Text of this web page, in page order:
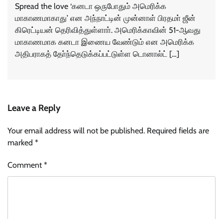
Spread the love ‘கனடா ஒருபோதும் அமெரிக்க
மாகாணமாகாது’ என அந்நாட்டின் முன்னாள் பிரதமா் ஜீன்
கிரெட்டியன் தெரிவித்துள்ளாா். அமெரிக்காவின் 51-ஆவது
மாகாணமாக கனடா இணைய வேண்டும் என அமெரிக்க
அதிபராகத் தோ்ந்தெடுக்கப்பட்டுள்ள டொனால்ட் […]
Leave a Reply
Your email address will not be published. Required fields are
marked *
Comment*